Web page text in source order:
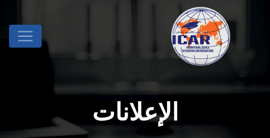
الإعلانات